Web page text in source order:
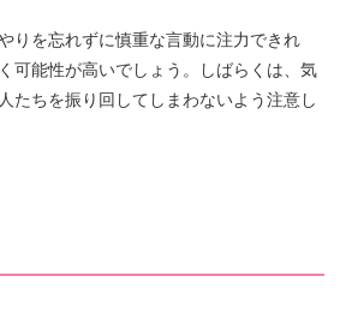
りを忘れずに慎重な言動に注力できれ
可能性が高いでしょう。しばらくは、気
たちを振り回してしまわないよう注意し